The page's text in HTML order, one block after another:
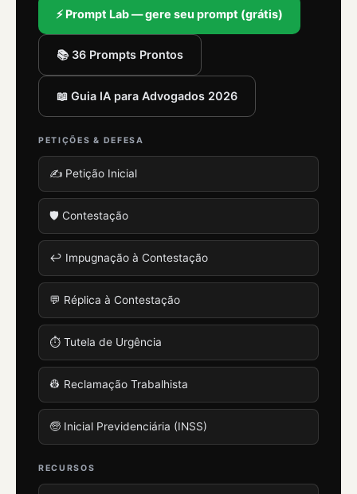
⚡ Prompt Lab — gere seu prompt (grátis)
📚 36 Prompts Prontos
📖 Guia IA para Advogados 2026
PETIÇÕES & DEFESA
✍️ Petição Inicial
🛡️ Contestação
↩️ Impugnação à Contestação
💬 Réplica à Contestação
⏱️ Tutela de Urgência
👷 Reclamação Trabalhista
🧓 Inicial Previdenciária (INSS)
RECURSOS